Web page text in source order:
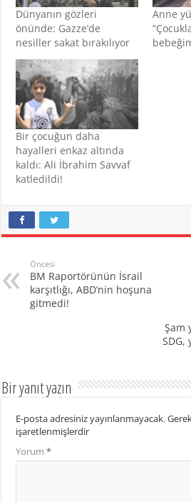
Dünyanın gözleri
önünde: Gazze’de
nesiller sakat bırakılıyor
Anne
Bir çocuğun daha
hayalleri enkaz altında
kaldı: Ali İbrahim Savvaf
katledildi!
Öncesi
BM Raportörünün İsrail
karşıtlığı, ABD’nin hoşuna
gitmedi!
Şam
SDG,
Bir yanıt yazın
E-posta adresiniz yayınlanmayacak.
işaretlenmişlerdir
Yorum*